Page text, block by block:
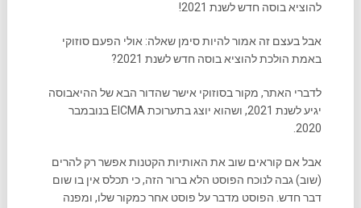
להוציא בוסה חדש לשנת 2021!
אבל בעצם זה אמור להיות סימן שאלה: אולי הפעם סוזוקי
באמת הולכת להוציא בוסה חדש לשנת 2021?
לדברי האתר, מקור בסוזוקי אישר שהדור הבא של ההיאבוסה
יגיע לשנת 2021, ושהוא יוצג בתערוכת EICMA בנובמבר
2020.
אבל אם קוראים שוב את האותיות הקטנות אפשר רק להרים
(שוב) גבה לנוכח הפוסט הלא ברור הזה, כי תכלס אין בו שום
דבר חדש. הפוסט מדבר על פוסט אחר כמקור שלו, ומפנה